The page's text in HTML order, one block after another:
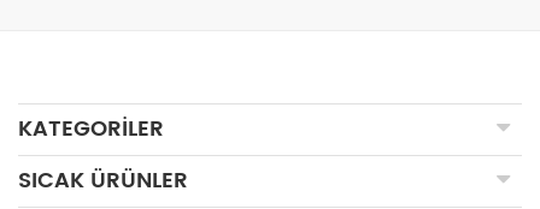
KATEGORILER
SICAK ÜRÜNLER